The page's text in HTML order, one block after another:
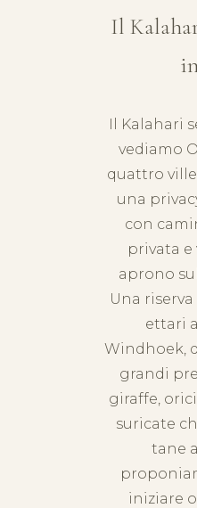
Il
Il Kalahari
vediamo
quattro
una
con
privata e
aprono
Una
ettari
Windhoek,
grandi
giraffe,
suricate
tane
iniziare